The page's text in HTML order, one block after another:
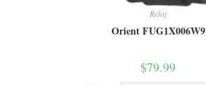
Reloj
Orient FUG1X006W9
$79.99